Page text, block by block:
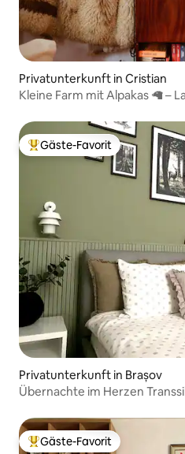
Privatunterkunft in Cristian
Kleine Farm mit Alpakas 🦙 –
Beliebter Gäste-Favorit.
Gäste-Favorit
Privatunterkunft in Brașov
Übernachte im Herzen
Beliebter Gäste-Favorit.
Gäste-Favorit